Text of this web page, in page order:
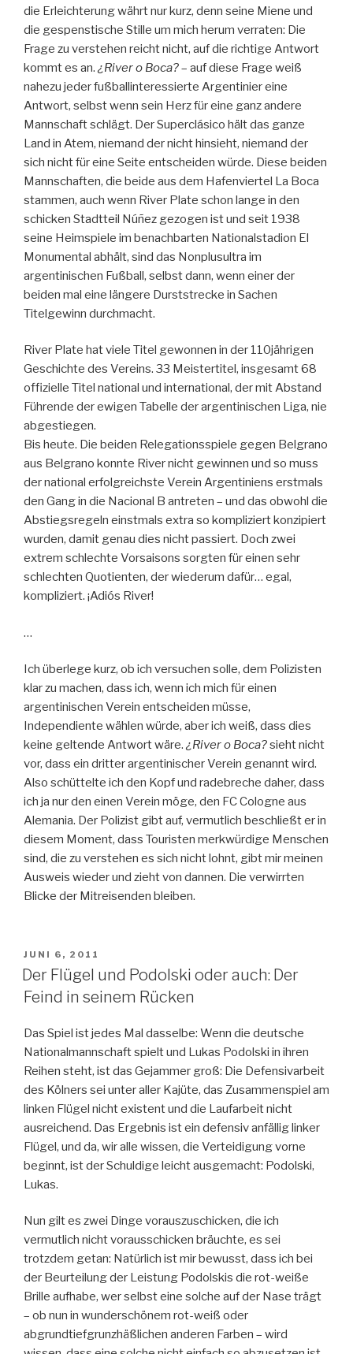
die Erleichterung währt nur kurz, denn seine Miene und
die gespenstische Stille um mich herum verraten: Die
Frage zu verstehen reicht nicht, auf die richtige Antwort
kommt es an. ¿River o Boca?– auf diese Frage weiß
nahezu jeder fußballinteressierte Argentinier eine
Antwort, selbst wenn sein Herz für eine ganz andere
Mannschaft schlägt. Der Superclásico hält das ganze
Land in Atem, niemand der nicht hinsieht, niemand der
sich nicht für eine Seite entscheiden würde. Diese beiden
Mannschaften, die beide aus dem Hafenviertel La Boca
stammen, auch wenn River Plate schon lange in den
schicken Stadtteil Núñez gezogen ist und seit 1938
seine Heimspiele im benachbarten Nationalstadion El
Monumental abhält, sind das Nonplusultra im
argentinischen Fußball, selbst dann, wenn einer der
beiden mal eine längere Durststrecke in Sachen
Titelgewinn durchmacht.
River Plate hat viele Titel gewonnen in der 110jährigen
Geschichte des Vereins. 33 Meistertitel, insgesamt 68
offizielle Titel national und international, der mit Abstand
Führende der ewigen Tabelle der argentinischen Liga, nie
abgestiegen.
Bis heute. Die beiden Relegationsspiele gegen Belgrano
aus Belgrano konnte River nicht gewinnen und so muss
der national erfolgreichste Verein Argentiniens erstmals
den Gang in die Nacional B antreten – und das obwohl die
Abstiegsregeln einstmals extra so kompliziert konzipiert
wurden, damit genau dies nicht passiert. Doch zwei
extrem schlechte Vorsaisons sorgten für einen sehr
schlechten Quotienten, der wiederum dafür… egal,
kompliziert. ¡Adiós River!
…
Ich überlege kurz, ob ich versuchen solle, dem Polizisten
klar zu machen, dass ich, wenn ich mich für einen
argentinischen Verein entscheiden müsse,
Independiente wählen würde, aber ich weiß, dass dies
keine geltende Antwort wäre. ¿River o Boca?sieht nicht
vor, dass ein dritter argentinischer Verein genannt wird.
Also schüttelte ich den Kopf und radebreche daher, dass
ich ja nur den einen Verein möge, den FC Cologne aus
Alemania. Der Polizist gibt auf, vermutlich beschließt er in
diesem Moment, dass Touristen merkwürdige Menschen
sind, die zu verstehen es sich nicht lohnt, gibt mir meinen
Ausweis wieder und zieht von dannen. Die verwirrten
Blicke der Mitreisenden bleiben.
VERÖFFENTLICHT
AM
JUNI 6, 2011
Der Flügel und Podolski oder auch: Der
Feind in seinem Rücken
Das Spiel ist jedes Mal dasselbe: Wenn die deutsche
Nationalmannschaft spielt und Lukas Podolski in ihren
Reihen steht, ist das Gejammer groß: Die Defensivarbeit
des Kölners sei unter aller Kajüte, das Zusammenspiel am
linken Flügel nicht existent und die Laufarbeit nicht
ausreichend. Das Ergebnis ist ein defensiv anfällig linker
Flügel, und da, wir alle wissen, die Verteidigung vorne
beginnt, ist der Schuldige leicht ausgemacht: Podolski,
Lukas.
Nun gilt es zwei Dinge vorauszuschicken, die ich
vermutlich nicht vorausschicken bräuchte, es sei
trotzdem getan: Natürlich ist mir bewusst, dass ich bei
der Beurteilung der Leistung Podolskis die rot-weiße
Brille aufhabe, wer selbst eine solche auf der Nase trägt
– ob nun in wunderschönem rot-weiß oder
abgrundtiefgrunzhäßlichen anderen Farben – wird